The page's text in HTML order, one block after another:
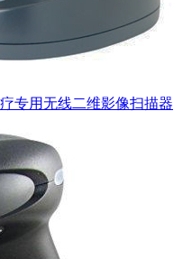
专用无线二维影像扫描器